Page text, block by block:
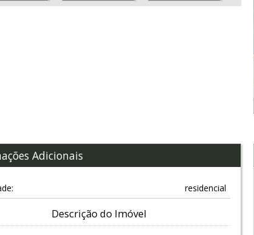
Adicionais
residencial
Descrição do Imóvel